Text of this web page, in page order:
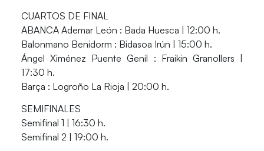
CUARTOS DE FINAL
ABANCA Ademar León : Bada Huesca | 12:00 h.
Balonmano Benidorm : Bidasoa Irún | 15:00 h.
Ángel Ximénez Puente Genil : Fraikin Granollers |
17:30 h.
Barça : Logroño La Rioja | 20:00 h.
SEMIFINALES
Semifinal 1 | 16:30 h.
Semifinal 2 | 19:00 h.